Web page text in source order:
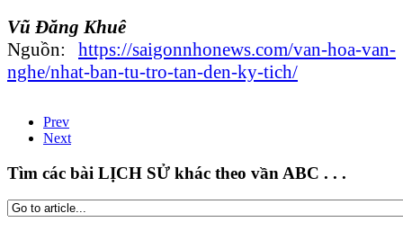
Vũ Đăng Khuê
Nguồn: https://saigonnhonews.com/van-hoa-van-
nghe/nhat-ban-tu-tro-tan-den-ky-tich/
Prev
Next
Tìm các bài LỊCH SỬ khác theo vần ABC . . .